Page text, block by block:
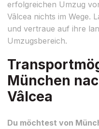
erfolgreichen Umzug
Vâlcea nichts im Wege.
und vertraue auf ihre
Umzugsbereich.
München
Vâlcea
Du möchtest von